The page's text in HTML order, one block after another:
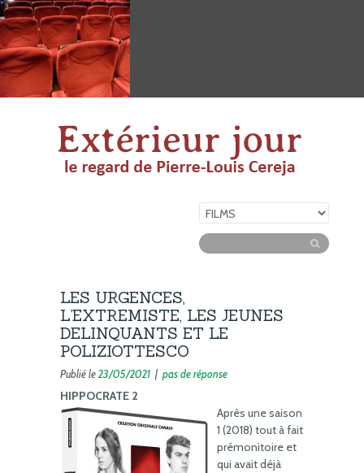
LES URGENCES,
L’EXTREMISTE, LES JEUNES
DELINQUANTS ET LE
POLIZIOTTESCO
Publié le23/05/2021 | pas de réponse
HIPPOCRATE 2
Après une saison
1 (2018) tout à fait
prémonitoire et
qui avait déjà